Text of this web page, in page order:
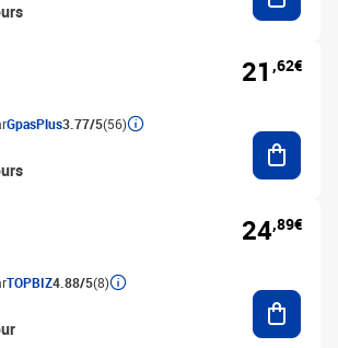
GpasPlus3.77/5(56)
21 ,62€
TOPBIZ4.88/5(8)
24,89€